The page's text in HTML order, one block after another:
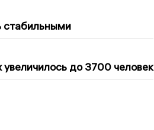
стабильными
до 3700 человек